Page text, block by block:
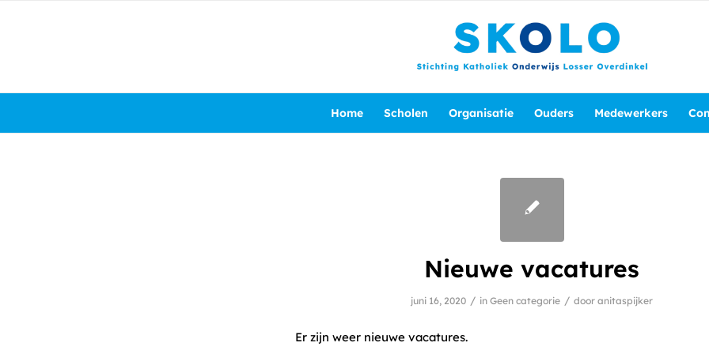
Home Scholen Organisatie Ouders Medewerkers
Nieuwe vacatures
juni 16, 2020 / in Geen categorie / door anitaspijker
Er zijn weer nieuwe vacatures.